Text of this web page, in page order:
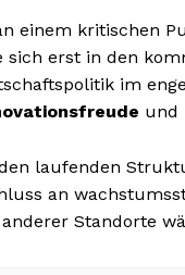
einem kritischen
erst in den
im
und
laufenden
an
Standorte